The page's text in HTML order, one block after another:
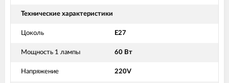
Технические характеристики
Цоколь E27
Мощность 1 лампы 60 Вт
Напряжение 220V